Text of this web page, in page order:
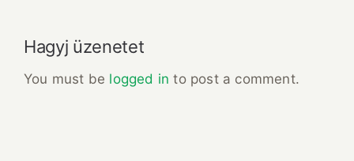
Hagyj üzenetet
You must be logged in to post a comment.